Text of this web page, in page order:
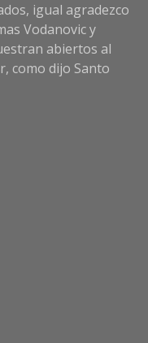
igual agradezco
Vodanovic y
abiertos al
como dijo Santo